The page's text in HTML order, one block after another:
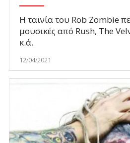
Η ταινία του Rob Zombie
μουσικές από Rush, The
κ.ά.
12/04/2021